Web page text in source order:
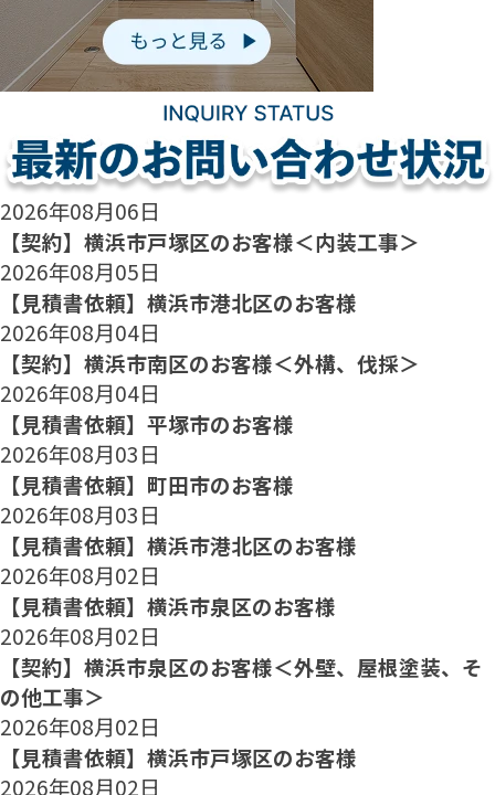
2026年08月06日
【契約】横浜市戸塚区のお客様＜内装工事＞
2026年08月05日
【見積書依頼】横浜市港北区のお客様
2026年08月04日
【契約】横浜市南区のお客様＜外構、伐採＞
2026年08月04日
【見積書依頼】平塚市のお客様
2026年08月03日
【見積書依頼】町田市のお客様
2026年08月03日
【見積書依頼】横浜市港北区のお客様
2026年08月02日
【見積書依頼】横浜市泉区のお客様
2026年08月02日
【契約】横浜市泉区のお客様＜外壁、屋根塗装、そ
の他工事＞
2026年08月02日
【見積書依頼】横浜市戸塚区のお客様
2026年08月02日